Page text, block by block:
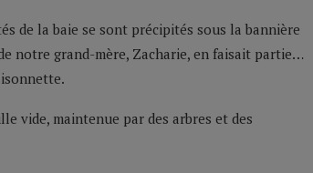
de la baie se sont précipités sous la bannière
notre grand-mère, Zacharie, en faisait partie…
vide, maintenue par des arbres et des